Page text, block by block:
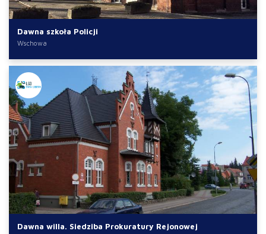
Dawna szkoła Policji
Wschowa
Dawna willa. Siedziba Prokuratury Rejonowej